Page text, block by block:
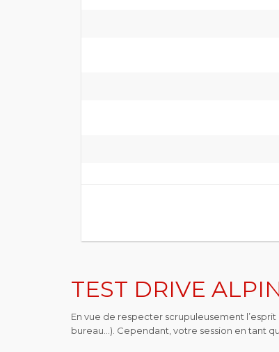
TEST DRIVE
En vue de respecter scrupuleusement
bureau…). Cependant, votre session en tant